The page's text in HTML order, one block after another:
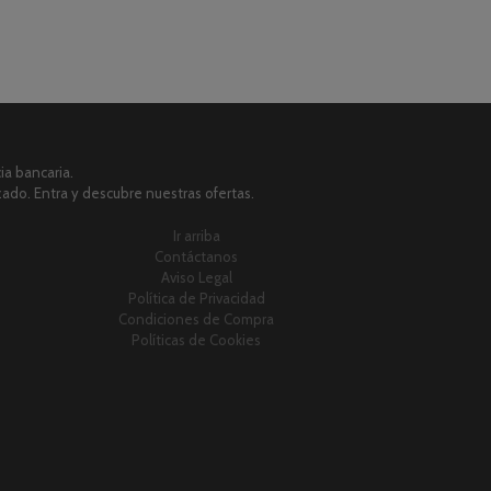
bancaria.
Entra y descubre nuestras ofertas.
Ir arriba
Contáctanos
Aviso Legal
Política de Privacidad
Condiciones de Compra
Políticas de Cookies